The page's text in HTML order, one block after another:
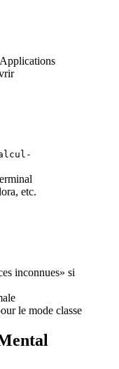
etc.
inconnues» si
le mode classe